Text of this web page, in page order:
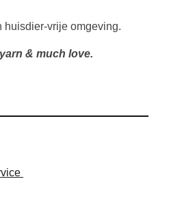
huisdier-vrije omgeving.
& much love.